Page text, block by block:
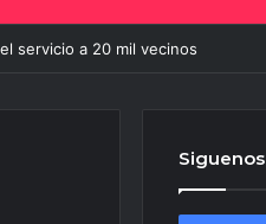
la obra que cambiará todo
Siguenos